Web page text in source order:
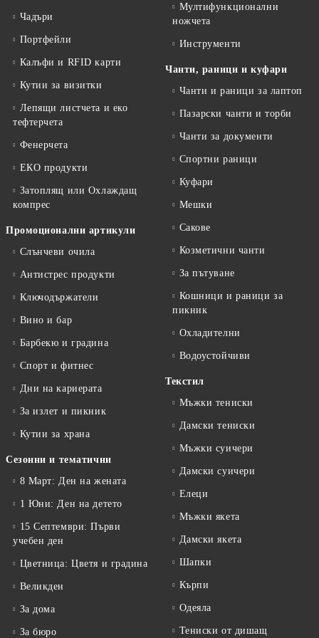
Чадъри
Портфейли
Калъфи и RFID карти
Кутии за визитки
Лепящи листчета и еко
тефтeрчета
Фенерчета
ЕКО продукти
Затоплящ или Охлаждащ
компрес
Промоционални артикули
Слънчеви очила
Антистрес продукти
Ключодържатели
Вино и бар
Барбекю и градина
Спорт и фитнес
Дни на кариерата
За излет и пикник
Кутии за храна
Сезонни и тематични
8 Март: Ден на жената
1 Юни: Ден на детето
15 Септември: Първи
учебен ден
Цветница: Цветя и градина
Великден
За дома
За бюро
Мултифункционални
ножчета
Инструменти
Чанти, раници и куфари
Чанти и раници за лаптоп
Пазарски чанти и торби
Чанти за документи
Спортни раници
Куфари
Мешки
Сакове
Козметични чанти
За пътуване
Кошници и раници за
пикник
Охладителни
Водоустойчиви
Текстил
Мъжки тениски
Дамски тениски
Мъжки суичери
Дамски суичери
Елеци
Мъжки якета
Дамски якета
Шапки
Кърпи
Одеяла
Тениски от дишащ